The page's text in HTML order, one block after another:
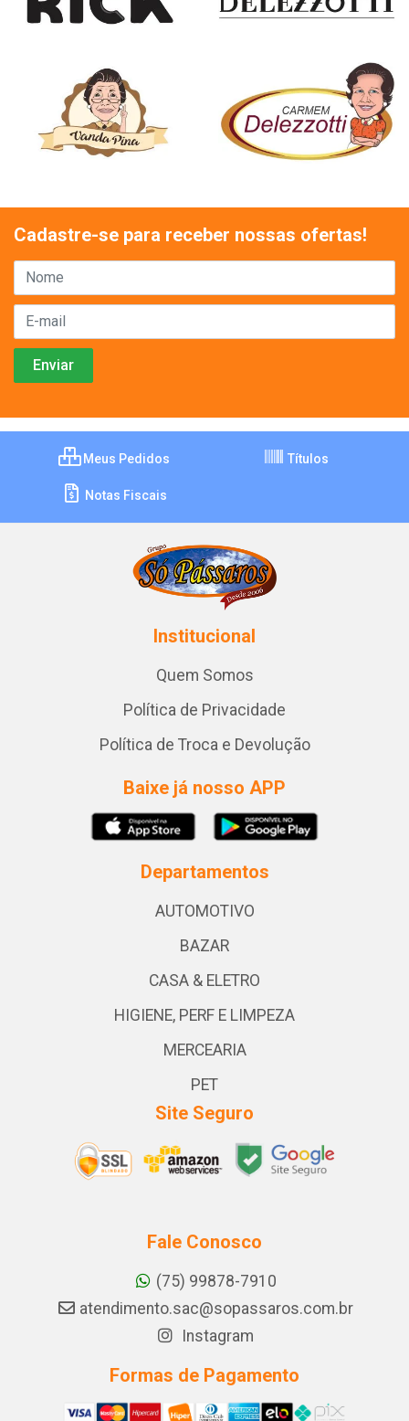
Cadastre-se para receber nossas ofertas!
Meus Pedidos Títulos
Notas Fiscais
Institucional
Quem Somos
Política de Privacidade
Política de Troca e Devolução
Baixe já nosso APP
Departamentos
AUTOMOTIVO
BAZAR
CASA & ELETRO
HIGIENE, PERF E LIMPEZA
MERCEARIA
PET
Site Seguro
Fale Conosco
(75) 99878-7910
atendimento.sac@sopassaros.com.br
Instagram
Formas de Pagamento